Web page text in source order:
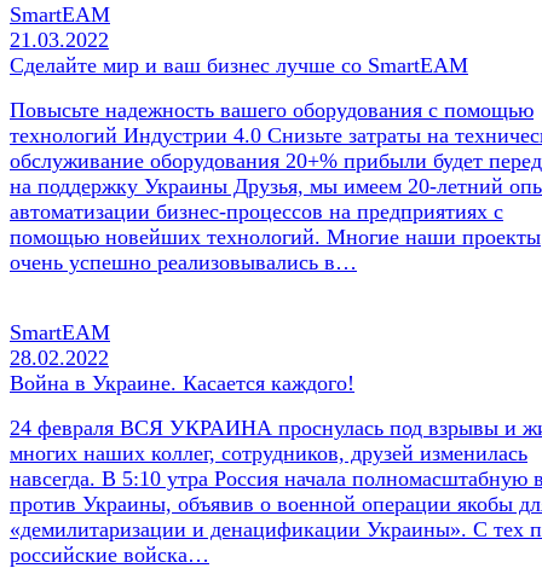
SmartEAM
21.03.2022
Сделайте мир и ваш бизнес лучше со SmartEAM
Повысьте надежность вашего оборудования с помощью
технологий Индустрии 4.0 Снизьте затраты на
обслуживание оборудования 20+% прибыли будет
на поддержку Украины Друзья, мы имеем 20-летний
автоматизации бизнес-процессов на предприятиях с
помощью новейших технологий. Многие наши проекты
очень успешно реализовывались в…
SmartEAM
28.02.2022
Война в Украине. Касается каждого!
24 февраля ВСЯ УКРАИНА проснулась под взрывы и
многих наших коллег, сотрудников, друзей изменилась
навсегда. В 5:10 утра Россия начала полномасштабную
против Украины, объявив о военной операции якобы
«демилитаризации и денацификации Украины». С тех
российские войска…